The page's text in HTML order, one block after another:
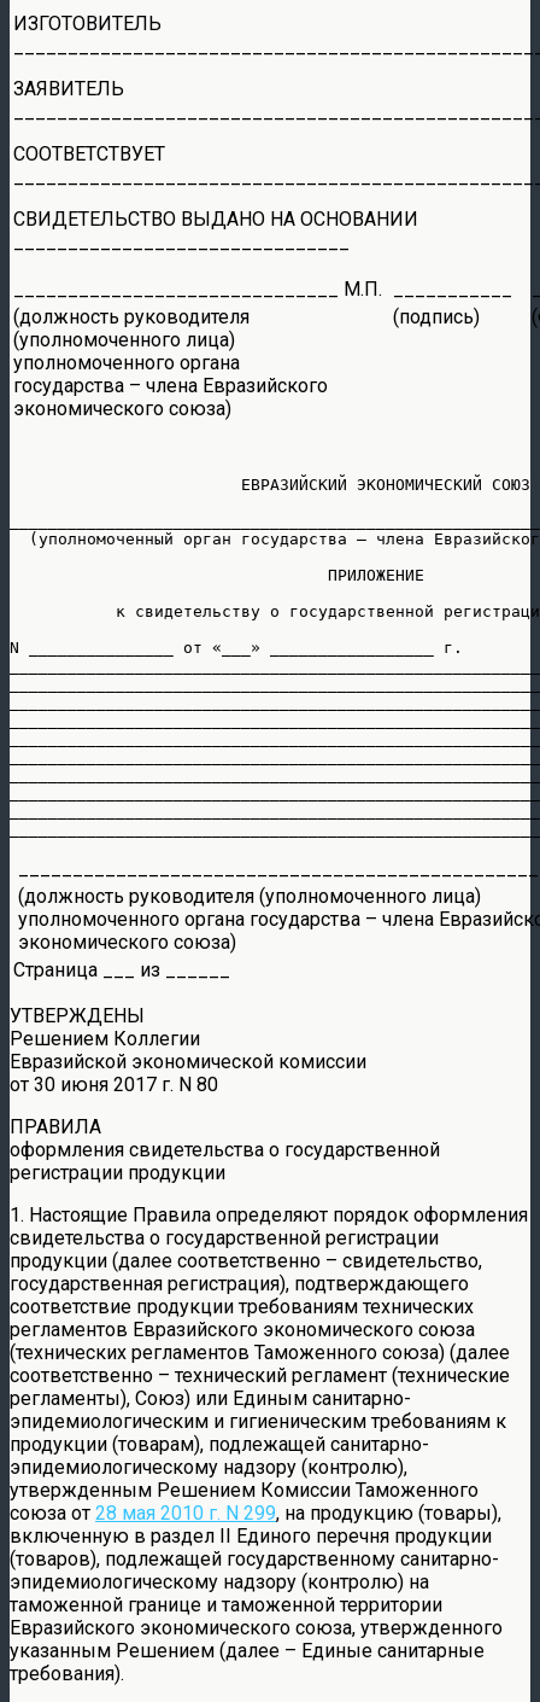
ИЗГОТОВИТЕЛЬ
ЗАЯВИТЕЛЬ
СООТВЕТСТВУЕТ
СВИДЕТЕЛЬСТВО ВЫДАНО НА ОСНОВАНИИ
М.П.
(должность руководителя
(уполномоченного лица)
уполномоченного органа
государства – члена Евразийского
экономического союза)
(подпись)
                        ЕВРАЗИЙСКИЙ ЭКОНОМИЧЕСКИЙ СОЮЗ
(уполномоченный орган государства – члена
                                 ПРИЛОЖЕНИЕ
к свидетельству о государственной
N _______________ от «___» _________________ г.
(должность руководителя (уполномоченного лица)
уполномоченного органа государства – члена
экономического союза)
Страница ___ из ______
УТВЕРЖДЕНЫ
Решением Коллегии
Евразийской экономической комиссии
от 30 июня 2017 г. N 80
ПРАВИЛА
оформления свидетельства о государственной
регистрации продукции
1. Настоящие Правила определяют порядок оформления
свидетельства о государственной регистрации
продукции (далее соответственно – свидетельство,
государственная регистрация), подтверждающего
соответствие продукции требованиям технических
регламентов Евразийского экономического союза
(технических регламентов Таможенного союза) (далее
соответственно – технический регламент (технические
регламенты), Союз) или Единым санитарно-
эпидемиологическим и гигиеническим требованиям к
продукции (товарам), подлежащей санитарно-
эпидемиологическому надзору (контролю),
утвержденным Решением Комиссии Таможенного
союза от 28 мая 2010 г. N 299, на продукцию (товары),
включенную в раздел II Единого перечня продукции
(товаров), подлежащей государственному санитарно-
эпидемиологическому надзору (контролю) на
таможенной границе и таможенной территории
Евразийского экономического союза, утвержденного
указанным Решением (далее – Единые санитарные
требования).